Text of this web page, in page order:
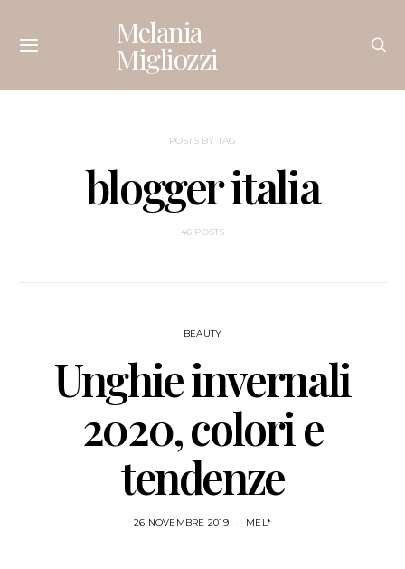
Melania
Migliozzi
POSTS BY TAG
blogger italia
46 POSTS
BEAUTY
Unghie invernali
2020, colori e
tendenze
26 NOVEMBRE 2019 MEL*